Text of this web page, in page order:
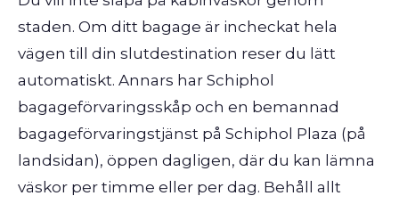
staden. Om ditt bagage är incheckat hela
vägen till din slutdestination reser du lätt
automatiskt. Annars har Schiphol
bagageförvaringsskåp och en bemannad
bagageförvaringstjänst på Schiphol Plaza (på
landsidan), öppen dagligen, där du kan lämna
väskor per timme eller per dag. Behåll allt